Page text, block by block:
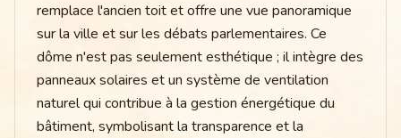
remplace l'ancien toit et offre une vue panoramique
sur la ville et sur les débats parlementaires. Ce
dôme n'est pas seulement esthétique ; il intègre des
panneaux solaires et un système de ventilation
naturel qui contribue à la gestion énergétique du
bâtiment, symbolisant la transparence et la